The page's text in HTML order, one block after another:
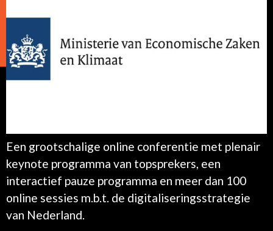
Een grootschalige online conferentie met plenair
keynote programma van topsprekers, een
interactief pauze programma en meer dan 100
online sessies m.b.t. de digitaliseringsstrategie
van Nederland.